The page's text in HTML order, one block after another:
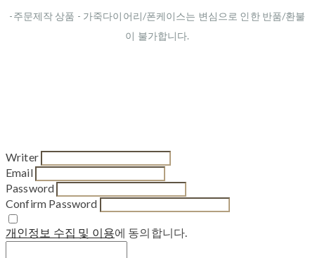
-주문제작 상품 - 가죽다이어리/폰케이스는 변심으로 인한 반품/환불
이 불가합니다.
Writer
Email
Password
Confirm Password
개인정보 수집 및 이용에 동의합니다.